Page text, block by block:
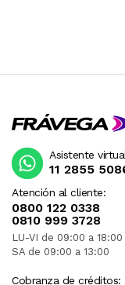
Atención al cliente:
0800 122 0338
0810 999 3728
LU-VI de 09:00 a 18:00
SA de 09:00 a 13:00
Cobranza de créditos:
Asistente virtual
11 2855